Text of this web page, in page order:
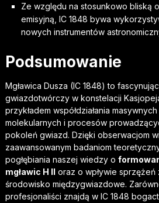
Ze względu na stosunkowo bliską
emisyjną, IC 1848 bywa
nowych instrumentów
Podsumowanie
Mgławica Dusza (IC 1848) to
gwiazdotwórczy w konstelacji
przykładem współdziałania
molekularnych i procesów
pokoleń gwiazd. Dzięki obserwacjom
zaawansowanym badaniom
pogłębiania naszej wiedzy o
mgławic H II oraz o wpływie sprzężeń
środowisko międzygwiazdowe.
profesjonaliści znajdą w IC 1848